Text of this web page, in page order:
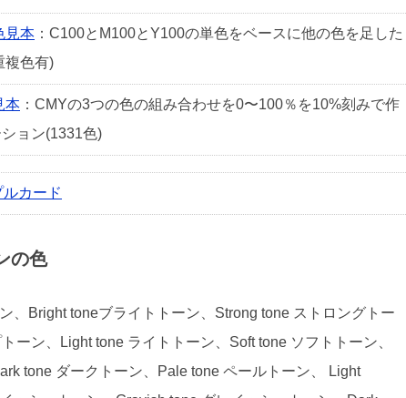
見本 ：C100とM100とY100の単色をベースに他の色を足した
複色有)
本 ：CMYの3つの色の組み合わせを0〜100％を10%刻みで作
ョン(1331色)
カード
の色
、Bright toneブライトトーン、Strong tone ストロングトー
ーン、Light tone ライトトーン、Soft tone ソフトトーン、
tone ダークトーン、Pale tone ペールトーン、 Light